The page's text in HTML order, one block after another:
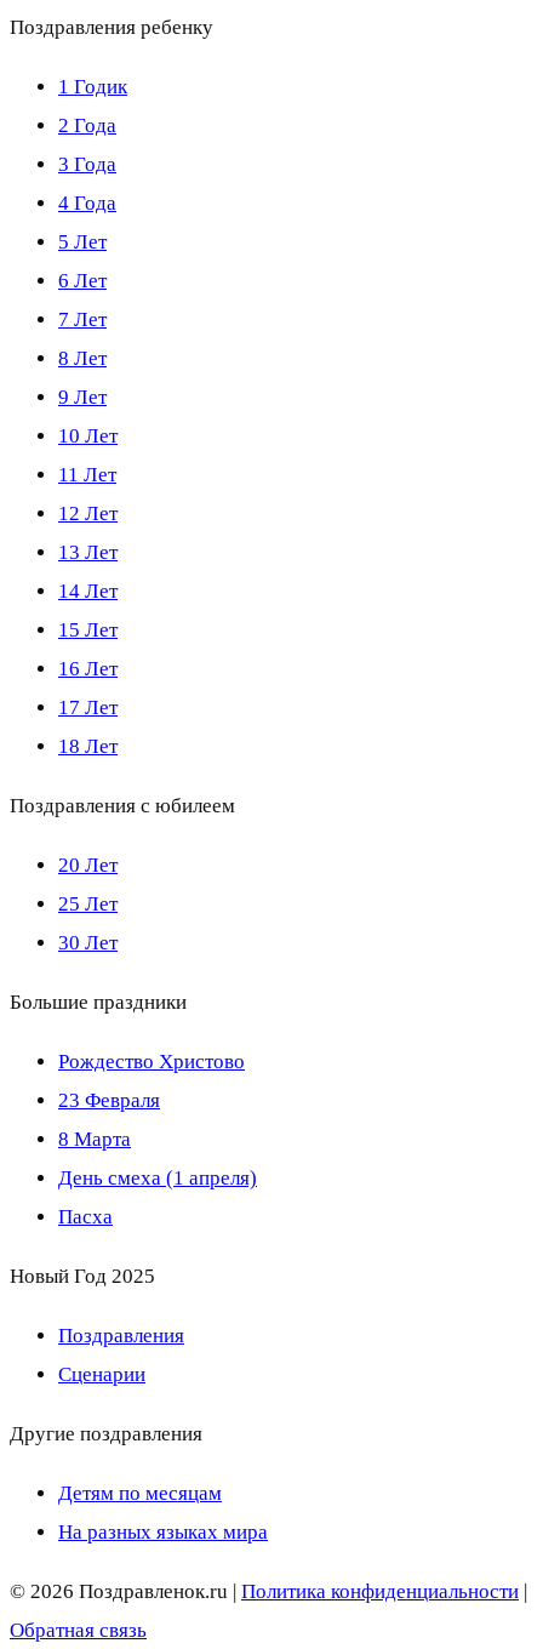
Поздравления ребенку
1 Годик
2 Года
3 Года
4 Года
5 Лет
6 Лет
7 Лет
8 Лет
9 Лет
10 Лет
11 Лет
12 Лет
13 Лет
14 Лет
15 Лет
16 Лет
17 Лет
18 Лет
Поздравления с юбилеем
20 Лет
25 Лет
30 Лет
Большие праздники
Рождество Христово
23 Февраля
8 Марта
День смеха (1 апреля)
Пасха
Новый Год 2025
Поздравления
Сценарии
Другие поздравления
Детям по месяцам
На разных языках мира
© 2026 Поздравленок.ru | Политика конфиденциальности |
Обратная связь